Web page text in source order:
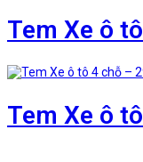
Tem Xe ô
Tem Xe ô